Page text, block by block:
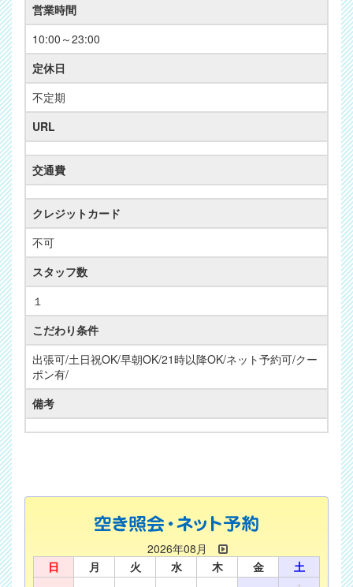
営業時間
10:00～23:00
定休日
不定期
URL
交通費
クレジットカード
不可
スタッフ数
１
こだわり条件
出張可/土日祝OK/早朝OK/21時以降OK/ネット予約可/クー
ポン有/
備考
2026年08月
日
月 火 水 木 金
土